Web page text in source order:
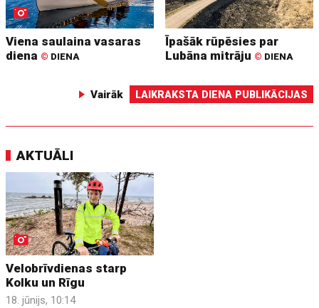
Viena saulaina vasaras
diena © DIENA
Īpašāk rūpēsies par
Lubāna mitrāju © DIENA
Vairāk LAIKRAKSTA DIENA PUBLIKĀCIJAS
AKTUĀLI
Velobrīvdienas starp
Kolku un Rīgu
18. jūnijs, 10:14